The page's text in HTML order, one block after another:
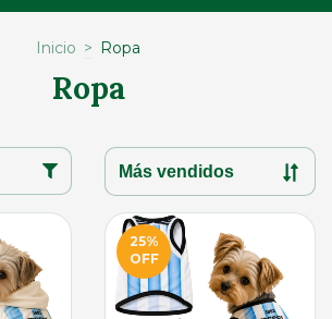
Inicio > Ropa
Ropa
25%
OFF